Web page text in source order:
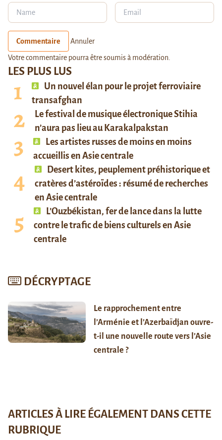
LES PLUS LUS
Un nouvel élan pour le projet ferroviaire
transafghan
Le festival de musique électronique Stihia
n’aura pas lieu au Karakalpakstan
Les artistes russes de moins en moins
accueillis en Asie centrale
Desert kites, peuplement préhistorique et
cratères d’astéroïdes : résumé de recherches
en Asie centrale
L’Ouzbékistan, fer de lance dans la lutte
contre le trafic de biens culturels en Asie
centrale
DÉCRYPTAGE
Le rapprochement entre
l’Arménie et l’Azerbaïdjan ouvre-
t-il une nouvelle route vers l’Asie
centrale ?
Commentaire Annuler
Votre commentaire pourra être soumis à modération.
ARTICLES À LIRE ÉGALEMENT DANS CETTE
RUBRIQUE